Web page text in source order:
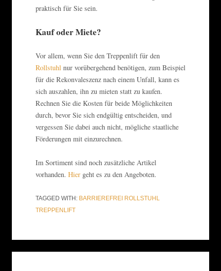
praktisch für Sie sein.
Kauf oder Miete?
Vor allem, wenn Sie den Treppenlift für den
Rollstuhl nur vorübergehend benötigen, zum Beispiel
für die Rekonvaleszenz nach einem Unfall, kann es
sich auszahlen, ihn zu mieten statt zu kaufen.
Rechnen Sie die Kosten für beide Möglichkeiten
durch, bevor Sie sich endgültig entscheiden, und
vergessen Sie dabei auch nicht, mögliche staatliche
Förderungen mit einzurechnen.
Im Sortiment sind noch zusätzliche Artikel
vorhanden. Hier geht es zu den Angeboten.
TAGGED WITH: BARRIEREFREI
ROLLSTUHL
TREPPENLIFT